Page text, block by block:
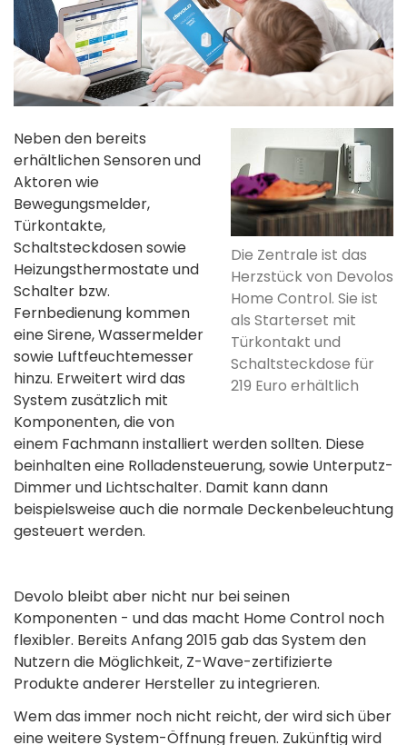
Die Zentrale ist das
Herzstück von Devolos
Home Control. Sie ist
als Starterset mit
Türkontakt und
Schaltsteckdose für
219 Euro erhältlich
Neben den bereits
erhältlichen Sensoren und
Aktoren wie
Bewegungsmelder,
Türkontakte,
Schaltsteckdosen sowie
Heizungsthermostate und
Schalter bzw.
Fernbedienung kommen
eine Sirene, Wassermelder
sowie Luftfeuchtemesser
hinzu. Erweitert wird das
System zusätzlich mit
Komponenten, die von
einem Fachmann installiert werden sollten. Diese
beinhalten eine Rolladensteuerung, sowie Unterputz-
Dimmer und Lichtschalter. Damit kann dann
beispielsweise auch die normale Deckenbeleuchtung
gesteuert werden.
Devolo bleibt aber nicht nur bei seinen
Komponenten - und das macht Home Control noch
flexibler. Bereits Anfang 2015 gab das System den
Nutzern die Möglichkeit, Z-Wave-zertifizierte
Produkte anderer Hersteller zu integrieren.
Wem das immer noch nicht reicht, der wird sich über
eine weitere System-Öffnung freuen. Zukünftig wird